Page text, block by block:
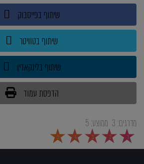
שיתוף בפייסבוק
שיתוף בטוויטר
שיתוף בלינקאדין
הדפסת עמוד
מדרגים: 3 ממוצע:5
1
2
3
4
5